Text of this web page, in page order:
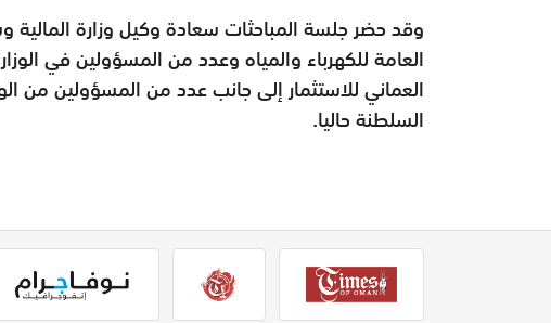
وقد حضر جلسة المباحثات سعادة وكيل وزارة
العامة للكهرباء والمياه وعدد من المسؤولين في
العماني للاستثمار إلى جانب عدد من المسؤولين من
السلطنة حاليا.